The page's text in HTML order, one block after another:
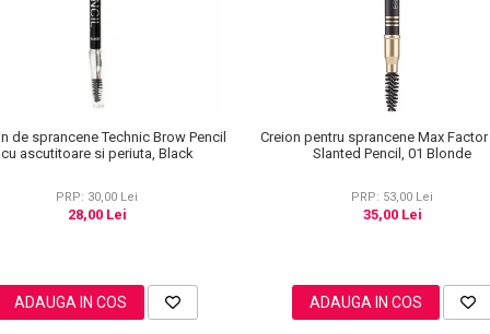
de sprancene Technic Brow Pencil
cu ascutitoare si periuta, Black
PRP: 30,00 Lei
28,00 Lei
ADAUGA IN COS
Creion pentru sprancene Max
Slanted Pencil, 01 Blonde
PRP: 53,00 Lei
35,00 Lei
ADAUGA IN COS